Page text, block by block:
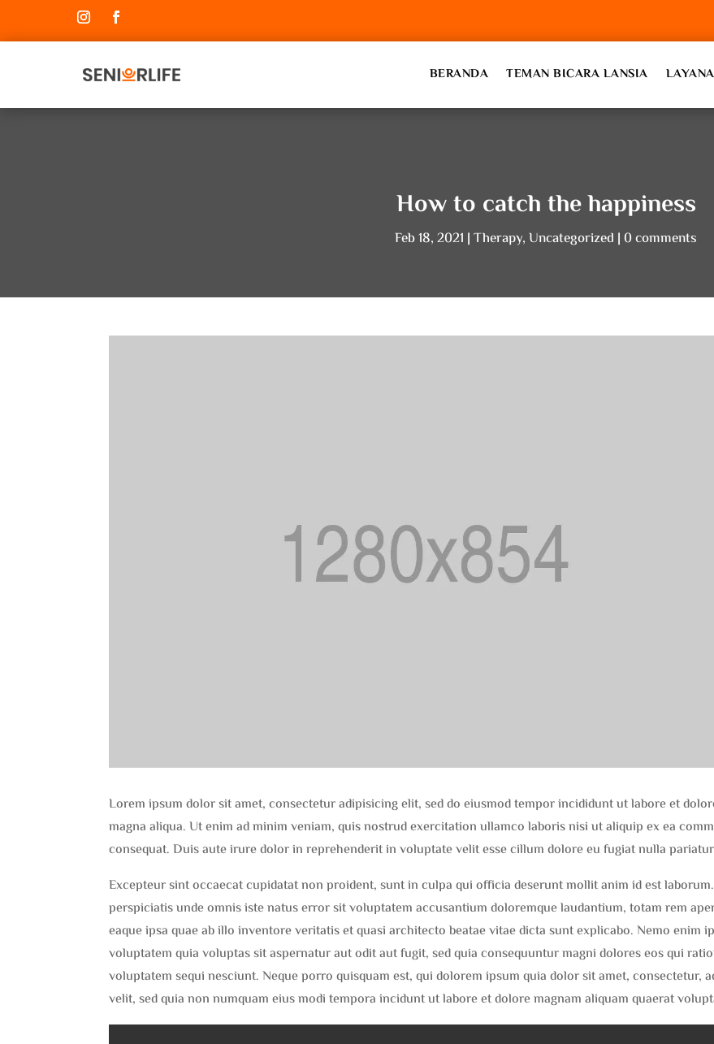
BERANDA TEMAN BICARA LANSIA
How to catch the happiness
Feb 18, 2021 Therapy,Uncategorized 0 comments
Lorem ipsum dolor sit amet, consectetur adipisicing elit, sed do eiusmod tempor incididunt ut labore et
magna aliqua. Ut enim ad minim veniam, quis nostrud exercitation ullamco laboris nisi ut aliquip ex ea
consequat. Duis aute irure dolor in reprehenderit in voluptate velit esse cillum dolore eu fugiat nulla
Excepteur sint occaecat cupidatat non proident, sunt in culpa qui officia deserunt mollit anim id est
perspiciatis unde omnis iste natus error sit voluptatem accusantium doloremque laudantium, totam rem
eaque ipsa quae ab illo inventore veritatis et quasi architecto beatae vitae dicta sunt explicabo. Nemo enim
voluptatem quia voluptas sit aspernatur aut odit aut fugit, sed quia consequuntur magni dolores eos qui
voluptatem sequi nesciunt. Neque porro quisquam est, qui dolorem ipsum quia dolor sit amet, consectetur,
velit, sed quia non numquam eius modi tempora incidunt ut labore et dolore magnam aliquam quaerat